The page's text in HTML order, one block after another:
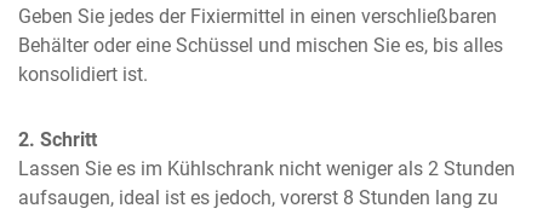
Geben Sie jedes der Fixiermittel in einen verschließbaren
Behälter oder eine Schüssel und mischen Sie es, bis alles
konsolidiert ist.
2. Schritt
Lassen Sie es im Kühlschrank nicht weniger als 2 Stunden
aufsaugen, ideal ist es jedoch, vorerst 8 Stunden lang zu